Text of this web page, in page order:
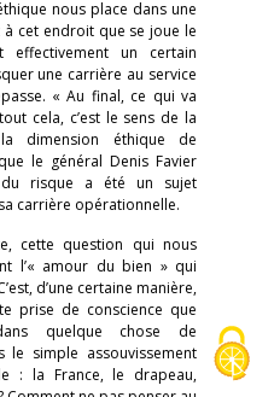
nous place dans une
à cet endroit que se joue le
effectivement un certain
une carrière au service
« Au final, ce qui va
cela, c’est le sens de la
dimension éthique de
le général Denis Favier
risque a été un sujet
carrière opérationnelle.
cette question qui nous
l’« amour du bien » qui
d’une certaine manière,
prise de conscience que
quelque chose de
le simple assouvissement
: la France, le drapeau,